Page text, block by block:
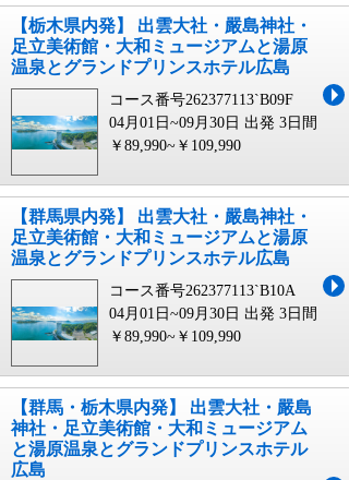
【栃木県内発】 出雲大社・嚴島神社・
足立美術館・大和ミュージアムと湯原
温泉とグランドプリンスホテル広島
コース番号262377113`B09F
04月01日~09月30日 出発 3日間
￥89,990~￥109,990
【群馬県内発】 出雲大社・嚴島神社・
足立美術館・大和ミュージアムと湯原
温泉とグランドプリンスホテル広島
コース番号262377113`B10A
04月01日~09月30日 出発 3日間
￥89,990~￥109,990
【群馬・栃木県内発】 出雲大社・嚴島
神社・足立美術館・大和ミュージアム
と湯原温泉とグランドプリンスホテル
広島